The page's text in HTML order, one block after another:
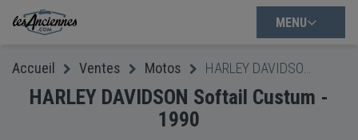
MENU
Accueil Ventes Motos
HARLEY DAVIDSON Softail Custum -
1990